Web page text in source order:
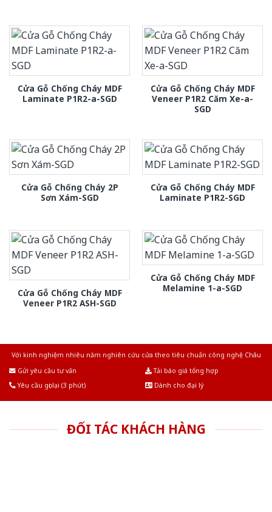
Cửa Gỗ Chống Cháy MDF
Laminate P1R2-a-SGD
Cửa Gỗ Chống Cháy MDF
Veneer P1R2 Căm Xe-a-
SGD
Cửa Gỗ Chống Cháy 2P
Sơn Xám-SGD
Cửa Gỗ Chống Cháy MDF
Laminate P1R2-SGD
Cửa Gỗ Chống Cháy MDF
Veneer P1R2 ASH-SGD
Cửa Gỗ Chống Cháy MDF
Melamine 1-a-SGD
Với kinh nghiệm nhiêu năm nghiên cứu cửa theo tiêu chuẩn công nghệ Châu
Gửi yêu cầu tư vấn
Tải báo giá tổng hợp
Yêu cầu gọi lại (3 phút)
Dành cho đại lý
ĐỐI TÁC KHÁCH HÀNG